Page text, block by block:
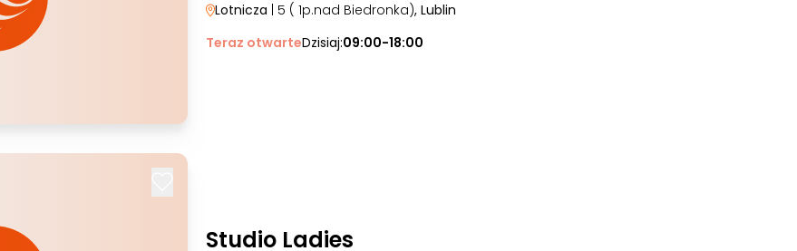
Lotnicza | 5 ( 1p.nad Biedronka), Lublin
Teraz otwarteDzisiaj:09:00-18:00
Studio Ladies